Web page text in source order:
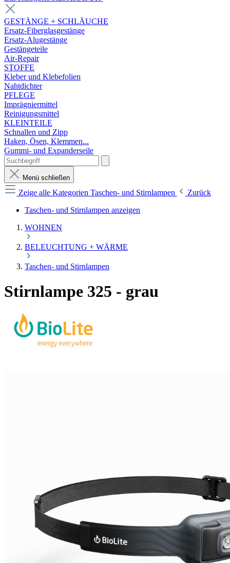
GESTÄNGE + SCHLÄUCHE
Ersatz-Fiberglasgestänge
Ersatz-Alugestänge
Gestängeteile
Air-Repair
STOFFE
Kleber und Klebefolien
Nahtdichter
PFLEGE
Imprägniermittel
Reinigungsmittel
KLEINTEILE
Schnallen und Zipp
Haken, Ösen, Klemmen...
Gummi- und Expanderseile
Menü schließen
Zeige alle Kategorien Taschen- und Stirnlampen
Zurück
Taschen- und Stirnlampen anzeigen
WOHNEN
BELEUCHTUNG + WÄRME
Taschen- und Stirnlampen
Stirnlampe 325 - grau